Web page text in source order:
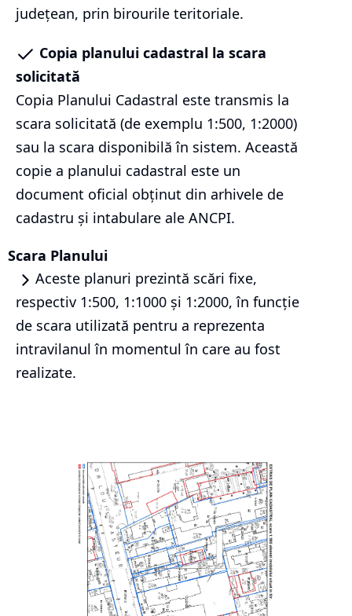
județean, prin birourile teritoriale.
Copia planului cadastral la scara
solicitată
Copia Planului Cadastral este transmis la
scara solicitată (de exemplu 1:500, 1:2000)
sau la scara disponibilă în sistem. Această
copie a planului cadastral este un
document oficial obținut din arhivele de
cadastru și intabulare ale ANCPI.
Scara Planului
Aceste planuri prezintă scări fixe,
respectiv 1:500, 1:1000 și 1:2000, în funcție
de scara utilizată pentru a reprezenta
intravilanul în momentul în care au fost
realizate.